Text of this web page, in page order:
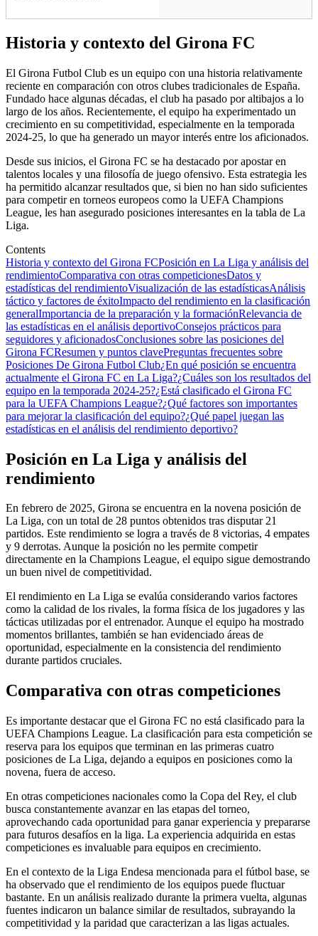
Historia y contexto del Girona FC
El Girona Futbol Club es un equipo con una historia relativamente
reciente en comparación con otros clubes tradicionales de España.
Fundado hace algunas décadas, el club ha pasado por altibajos a lo
largo de los años. Recientemente, el equipo ha experimentado un
crecimiento en su competitividad, especialmente en la temporada
2024-25, lo que ha generado un mayor interés entre los aficionados.
Desde sus inicios, el Girona FC se ha destacado por apostar en
talentos locales y una filosofía de juego ofensivo. Esta estrategia les
ha permitido alcanzar resultados que, si bien no han sido suficientes
para competir en torneos europeos como la UEFA Champions
League, les han asegurado posiciones interesantes en la tabla de La
Liga.
Contents
Historia y contexto del Girona FCPosición en La Liga y análisis del
rendimientoComparativa con otras competicionesDatos y
estadísticas del rendimientoVisualización de las estadísticasAnálisis
táctico y factores de éxitoImpacto del rendimiento en la clasificación
generalImportancia de la preparación y la formaciónRelevancia de
las estadísticas en el análisis deportivoConsejos prácticos para
seguidores y aficionadosConclusiones sobre las posiciones del
Girona FCResumen y puntos clavePreguntas frecuentes sobre
Posiciones De Girona Futbol Club¿En qué posición se encuentra
actualmente el Girona FC en La Liga?¿Cuáles son los resultados del
equipo en la temporada 2024-25?¿Está clasificado el Girona FC
para la UEFA Champions League?¿Qué factores son importantes
para mejorar la clasificación del equipo?¿Qué papel juegan las
estadísticas en el análisis del rendimiento deportivo?
Posición en La Liga y análisis del
rendimiento
En febrero de 2025, Girona se encuentra en la novena posición de
La Liga, con un total de 28 puntos obtenidos tras disputar 21
partidos. Este rendimiento se logra a través de 8 victorias, 4 empates
y 9 derrotas. Aunque la posición no les permite competir
directamente en la Champions League, el equipo sigue demostrando
un buen nivel de competitividad.
El rendimiento en La Liga se evalúa considerando varios factores
como la calidad de los rivales, la forma física de los jugadores y las
tácticas utilizadas por el entrenador. Aunque el equipo ha mostrado
momentos brillantes, también se han evidenciado áreas de
oportunidad, especialmente en la consistencia del rendimiento
durante partidos cruciales.
Comparativa con otras competiciones
Es importante destacar que el Girona FC no está clasificado para la
UEFA Champions League. La clasificación para esta competición se
reserva para los equipos que terminan en las primeras cuatro
posiciones de La Liga, dejando a equipos en posiciones como la
novena, fuera de acceso.
En otras competiciones nacionales como la Copa del Rey, el club
busca constantemente avanzar en las etapas del torneo,
aprovechando cada oportunidad para ganar experiencia y prepararse
para futuros desafíos en la liga. La experiencia adquirida en estas
competiciones es invaluable para equipos en crecimiento.
En el contexto de la Liga Endesa mencionada para el fútbol base, se
ha observado que el rendimiento de los equipos puede fluctuar
bastante. En un análisis realizado durante la primera vuelta, algunas
fuentes indicaron un balance similar de resultados, subrayando la
competitividad y la paridad que caracterizan a las ligas actuales.